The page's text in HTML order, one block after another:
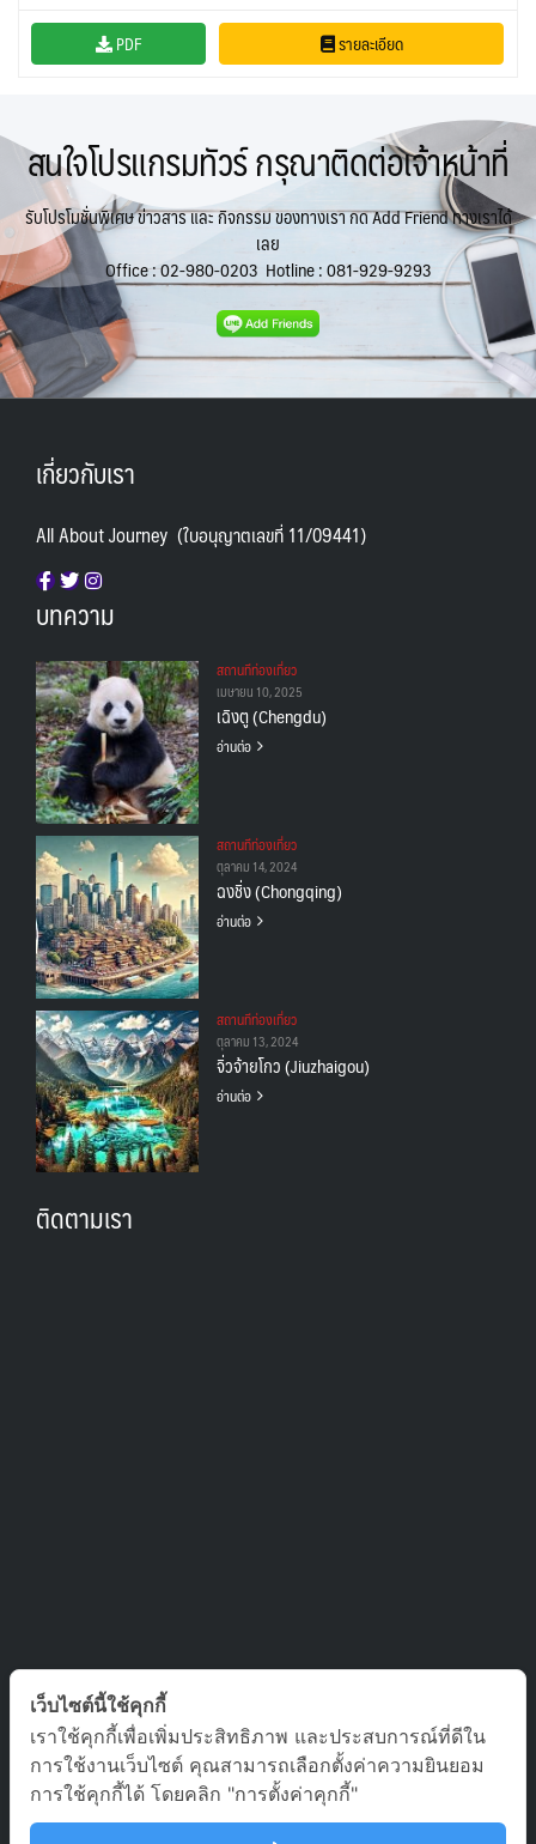
PDF รายละเอียด
สนใจโปรแกรมทัวร์ กรุณาติดต่อเจ้าหน้าที่
รับโปรโมชั่นพิเศษ ข่าวสาร และ กิจกรรม ของทางเรา กด Add Friend ทางเราได้
เลย
Office :02-980-0203 Hotline :081-929-9293
เกี่ยวกับเรา
All About Journey (ใบอนุญาตเลขที่ 11/09441)
บทความ
สถานทีท่องเที่ยว
เมษายน 10, 2025
เฉิงตู (Chengdu)
อ่านต่อ
สถานทีท่องเที่ยว
ตุลาคม 14, 2024
ฉงชิ่ง (Chongqing)
อ่านต่อ
สถานทีท่องเที่ยว
ตุลาคม 13, 2024
จิ่วจ้ายโกว (Jiuzhaigou)
อ่านต่อ
ติดตามเรา
ติดต่อเรา
บริษัท ออล อเบ้าท์ เจอร์นีย์ จำกัด เลขที่ 5/1800 หมู่บ้านประชาชื่น
ซอย สามัคคี 63 ตำบล บางตลาด อำเภอ ปากเกร็ด นนทบุรี 11120
02-980-0203, 081-929-9293
เว็บไซต์นี้ใช้คุกกี้
เราใช้คุกกี้เพื่อเพิ่มประสิทธิภาพ และประสบการณ์ที่ดีใน
การใช้งานเว็บไซต์ คุณสามารถเลือกตั้งค่าความยินยอม
การใช้คุกกี้ได้ โดยคลิก "การตั้งค่าคุกกี้"